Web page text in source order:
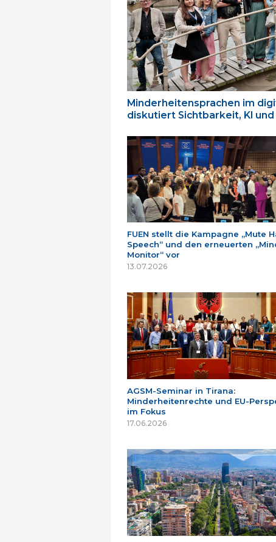
Minderheitensprachen im
diskutiert Sichtbarkeit, KI
FUEN stellt die Kampagne „Mute
Speech“ und den erneuerten
Monitor“ vor
13.07.2026
AGSM-Seminar in Tirana:
Minderheitenrechte und EU-
im Fokus
17.06.2026